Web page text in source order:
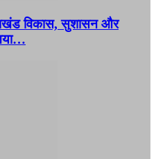
विकास, सुशासन और